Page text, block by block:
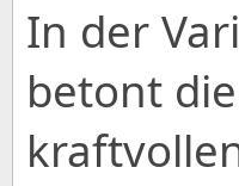
In der
betont